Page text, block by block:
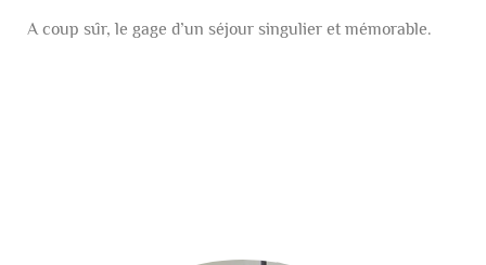
A coup sûr, le gage d’un séjour singulier et mémorable.